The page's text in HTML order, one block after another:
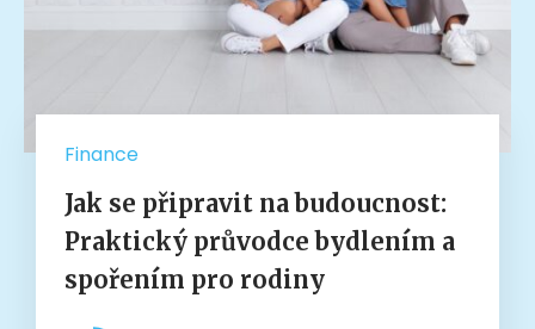
Finance
Jak se připravit na budoucnost:
Praktický průvodce bydlením a
spořením pro rodiny